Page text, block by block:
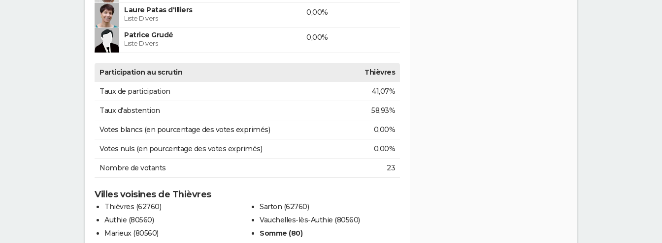
Laure Patas d'Illiers
Liste Divers
0,00%
Patrice Grudé
Liste Divers
0,00%
Participation au scrutin Thièvres
Taux de participation 41,07%
Taux d'abstention 58,93%
Votes blancs (en pourcentage des votes exprimés) 0,00%
Votes nuls (en pourcentage des votes exprimés) 0,00%
Nombre de votants 23
Villes voisines de Thièvres
Thièvres (62760)
Authie (80560)
Marieux (80560)
Sarton (62760)
Vauchelles-lès-Authie (80560)
Somme (80)